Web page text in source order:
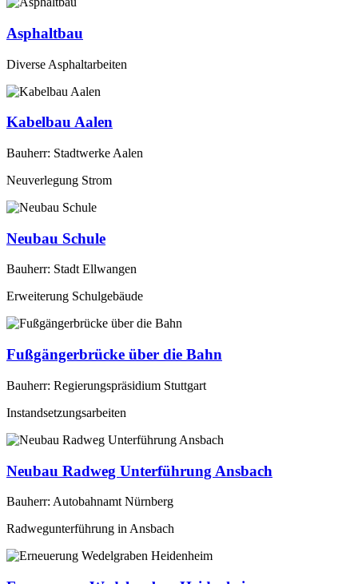
Asphaltbau
Diverse Asphaltarbeiten
Kabelbau Aalen
Bauherr: Stadtwerke Aalen
Neuverlegung Strom
Neubau Schule
Bauherr: Stadt Ellwangen
Erweiterung Schulgebäude
Fußgängerbrücke über die Bahn
Bauherr: Regierungspräsidium Stuttgart
Instandsetzungsarbeiten
Neubau Radweg Unterführung Ansbach
Bauherr: Autobahnamt Nürnberg
Radwegunterführung in Ansbach